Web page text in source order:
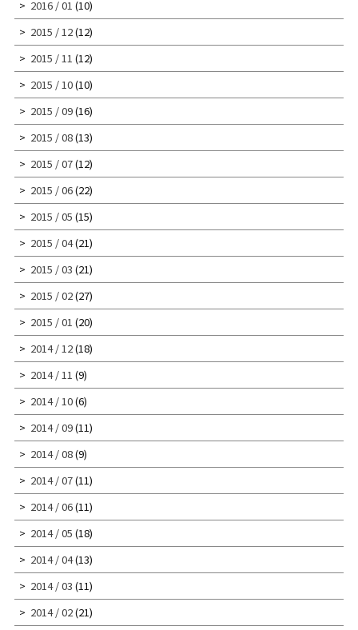
2016 / 01 (10)
2015 / 12(12)
2015 / 11 (12)
2015 / 10(10)
2015 / 09(16)
2015 / 08(13)
2015 / 07(12)
2015 / 06(22)
2015 / 05 (15)
2015 / 04(21)
2015 / 03 (21)
2015 / 02(27)
2015 / 01 (20)
2014 / 12(18)
2014 / 11 (9)
2014 / 10(6)
2014 / 09(11)
2014 / 08(9)
2014 / 07(11)
2014 / 06(11)
2014 / 05 (18)
2014 / 04(13)
2014 / 03 (11)
2014 / 02(21)